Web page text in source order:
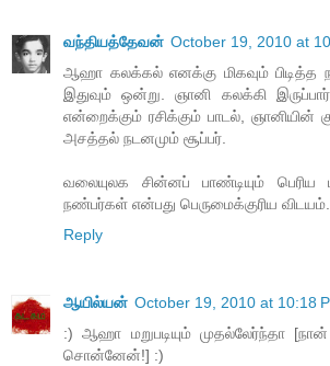
வந்தியத்தேவன் October 19, 2010 at
ஆஹா கலக்கல் எனக்கு மிகவும் பிடித்த
இதுவும் ஒன்று. ஞானி கலக்கி
என்றைக்கும் ரசிக்கும் பாடல், ஞானியின்
அசத்தல் நடனமும் சூப்பர்.
வலையுலக சின்னப் பாண்டியும்
நண்பர்கள் என்பது பெருமைக்குரிய விடயம்.
Reply
ஆயில்யன் October 19, 2010 at 10:18
:) ஆஹா மறுபடியும் முதல்லேர்ந்தா
சொன்னேன்!] :)